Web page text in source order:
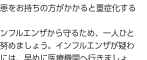
をお持ちの方がかかると重症化する
フルエンザから守るため、一人ひと
めましょう。インフルエンザが疑わ
は、早めに医療機関へ行きましょ